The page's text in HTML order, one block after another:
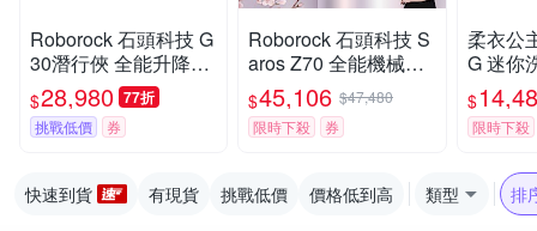
Roborock 石頭科技 G
30潛行俠 全能升降極
淨王者 (智慧升降全域
LDS/超薄7.98/聲波恆
濕拖地/22000Pa)
$28,980 77折
挑戰低價 券
Roborock 石頭科技 S
aros Z70 全能機械手
臂旗艦掃拖王者(機械
手臂/零纏繞/22000P
a/7.98超薄/80度熱洗)
$45,106 $47,480
限時下殺
券
柔衣公
G 迷你
洗衣
漬洗/立
證/
$
限時下殺
快速到貨 有現貨 挑戰低價 價格低到高 類型 排